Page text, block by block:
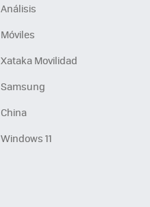
Análisis
Móviles
Xataka Movilidad
Samsung
China
Windows 11